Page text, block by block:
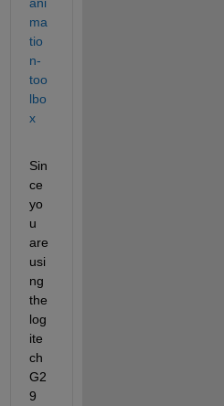
ma
tio
n-
too
lbo
x
Sin
ce
yo
u
are
usi
ng
the
log
ite
ch
G2
9